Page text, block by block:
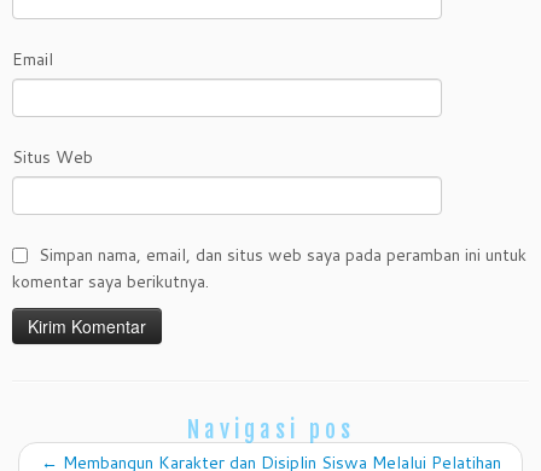
Email
Situs Web
Simpan nama, email, dan situs web saya pada peramban ini untuk
komentar saya berikutnya.
Navigasi pos
← Membangun Karakter dan Disiplin Siswa Melalui Pelatihan